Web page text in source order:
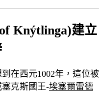
Knýtlinga)建立
在西元1002年，這位被
塞克斯國王-埃塞爾雷德